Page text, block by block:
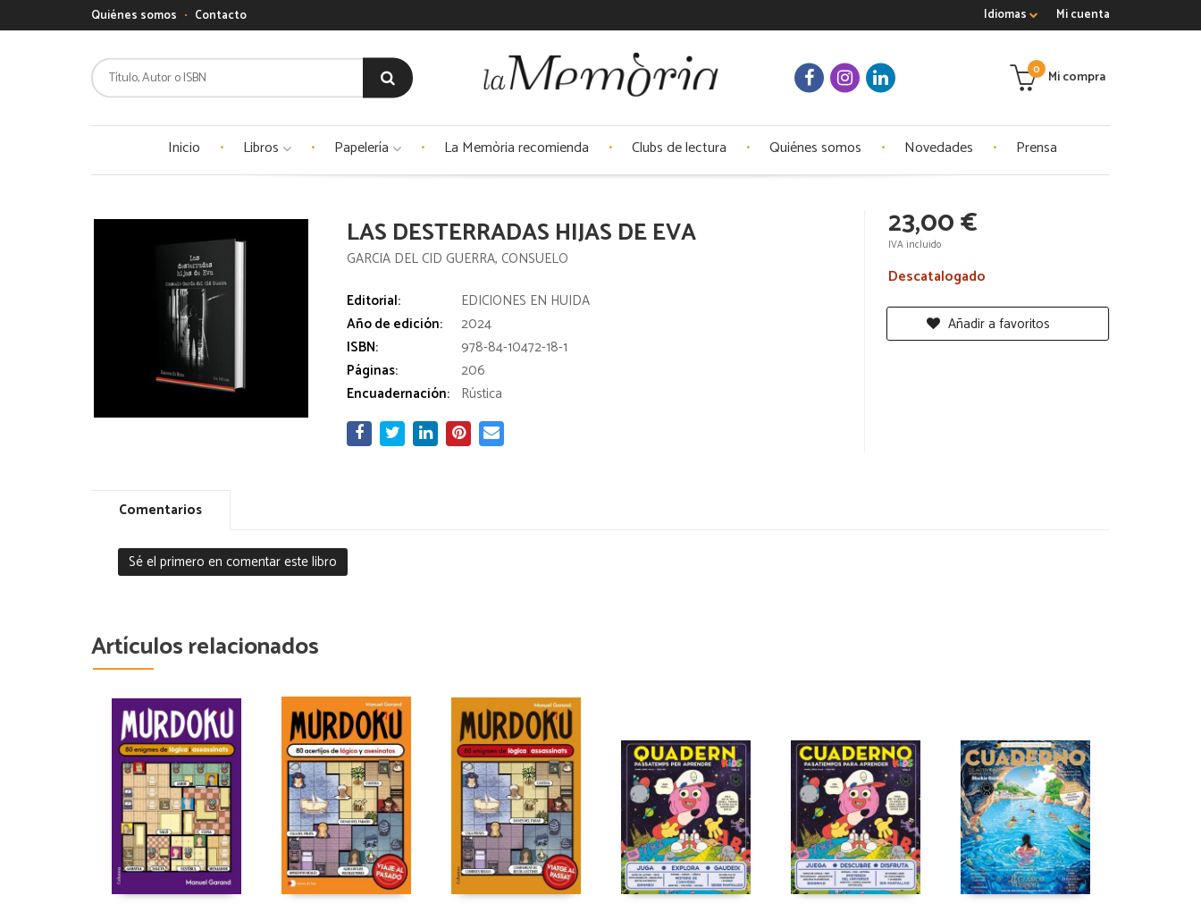
Mi cuenta
Idiomas
Quiénes somos Contacto
Mi compra
0
Inicio Libros Papelería La Memòria recomienda Clubs de lectura Quiénes somos Novedades Prensa
LAS DESTERRADAS HIJAS DE EVA
GARCIA DEL CID GUERRA, CONSUELO
Editorial:
EDICIONES EN HUIDA
Año de edición:
2024
ISBN:
978-84-10472-18-1
Páginas:
206
Encuadernación: Rústica
23,00 €
IVA incluido
Descatalogado
Añadir a favoritos
Comentarios
Sé el primero en comentar este libro
Artículos relacionados